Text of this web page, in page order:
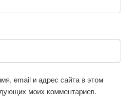
email и адрес сайта в этом
моих комментариев.